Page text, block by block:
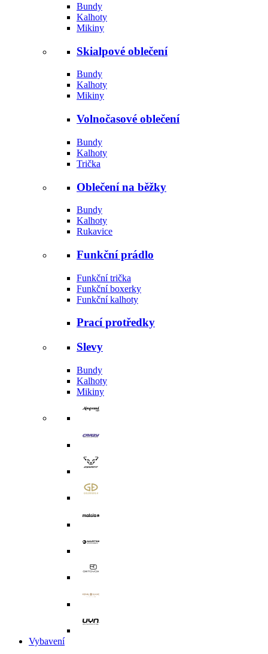
Bundy
Kalhoty
Mikiny
Skialpové oblečení
Bundy
Kalhoty
Mikiny
Volnočasové oblečení
Bundy
Kalhoty
Trička
Oblečení na běžky
Bundy
Kalhoty
Rukavice
Funkční prádlo
Funkční trička
Funkční boxerky
Funkční kalhoty
Prací protředky
Slevy
Bundy
Kalhoty
Mikiny
Vybavení